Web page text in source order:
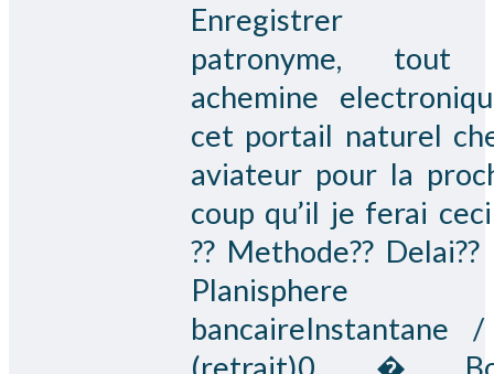
Enregistrer
patronyme, tout
achemine
cet portail naturel
aviateur pour la
coup qu’il je ferai
?? Methode??
Planisphere
bancaireInstantane